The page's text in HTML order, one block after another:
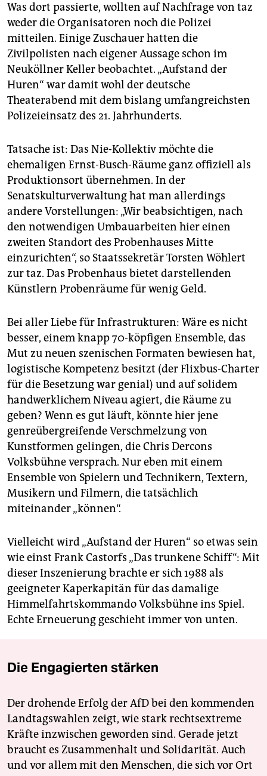
Was dort passierte, wollten auf Nachfrage von taz
weder die Organisatoren noch die Polizei
mitteilen. Einige Zuschauer hatten die
Zivilpolisten nach eigener Aussage schon im
Neuköllner Keller beobachtet. „Aufstand der
Huren“ war damit wohl der deutsche
Theaterabend mit dem bislang umfangreichsten
Polizeieinsatz des 21. Jahrhunderts.
Tatsache ist: Das Nie-Kollektiv möchte die
ehemaligen Ernst-Busch-Räume ganz offiziell als
Produktionsort übernehmen. In der
Senatskulturverwaltung hat man allerdings
andere Vorstellungen: „Wir beabsichtigen, nach
den notwendigen Umbauarbeiten hier einen
zweiten Standort des Probenhauses Mitte
einzurichten“, so Staatssekretär Torsten Wöhlert
zur taz. Das Probenhaus bietet darstellenden
Künstlern Probenräume für wenig Geld.
Bei aller Liebe für Infrastrukturen: Wäre es nicht
besser, einem knapp 70-köpfigen Ensemble, das
Mut zu neuen szenischen Formaten bewiesen hat,
logistische Kompetenz besitzt (der Flixbus-Charter
für die Besetzung war genial) und auf solidem
handwerklichem Niveau agiert, die Räume zu
geben? Wenn es gut läuft, könnte hier jene
genreübergreifende Verschmelzung von
Kunstformen gelingen, die Chris Dercons
Volksbühne versprach. Nur eben mit einem
Ensemble von Spielern und Technikern, Textern,
Musikern und Filmern, die tatsächlich
miteinander „können“.
Vielleicht wird „Aufstand der Huren“ so etwas sein
wie einst Frank Castorfs „Das trunkene Schiff“: Mit
dieser Inszenierung brachte er sich 1988 als
geeigneter Kaperkapitän für das damalige
Himmelfahrtskommando Volksbühne ins Spiel.
Echte Erneuerung geschieht immer von unten.
Die Engagierten stärken
Der drohende Erfolg der AfD bei den kommenden
Landtagswahlen zeigt, wie stark rechtsextreme
Kräfte inzwischen geworden sind. Gerade jetzt
braucht es Zusammenhalt und Solidarität. Auch
und vor allem mit den Menschen, die sich vor Ort